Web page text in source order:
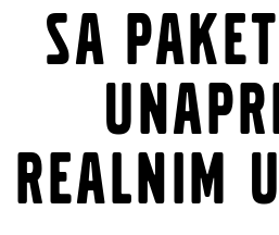
Sa
realnim